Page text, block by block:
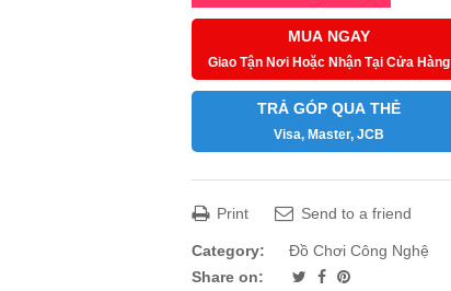
MUA NGAY
Giao Tận Nơi Hoặc Nhận Tại Cửa Hàng
TRẢ GÓP QUA THẺ
Visa, Master, JCB
Print Send to a friend
Category:
Đồ Chơi Công Nghệ
Share on: